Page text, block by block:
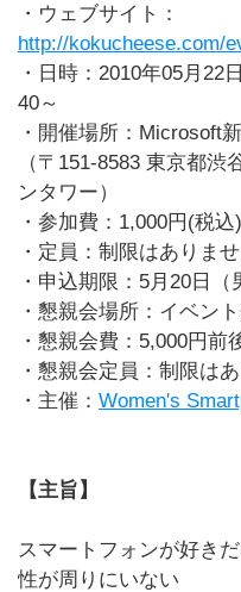
・ウェブサイト：
http://kokucheese.com/
・日時：2010年05月22
40～
・開催場所：Microsoft
（〒151-8583 東京都
ンタワー）
・参加費：1,000円(税込)
・定員：制限はありま
・申込期限：5月20日（
・懇親会場所：イベン
・懇親会費：5,000円前
・懇親会定員：制限は
・主催： Women's
【主旨】
スマートフォンが好き
性が周りにいない